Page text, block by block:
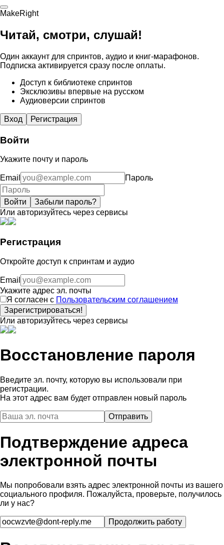
MakeRight
Читай, смотри, слушай!
Один аккаунт для спринтов, аудио и книг-марафонов.
Подписка активируется сразу после оплаты.
Доступ к библиотеке спринтов
Эксклюзивы впервые на русском
Аудиоверсии спринтов
Вход Регистрация
Войти
Укажите почту и пароль
Email Пароль
Войти
Забыли пароль?
Или авторизуйтесь через сервисы
Регистрация
Откройте доступ к спринтам и аудио
Email
Укажите адрес эл. почты
Я согласен с Пользовательским соглашением
Зарегистрироваться!
Или авторизуйтесь через сервисы
Восстановление пароля
Введите эл. почту, которую вы использовали при
регистрации.
На этот адрес вам будет отправлен новый пароль
Подтверждение адреса
электронной почты
Мы попробовали взять адрес электронной почты из вашего
социального профиля. Пожалуйста, проверьте, получилось
ли у нас?